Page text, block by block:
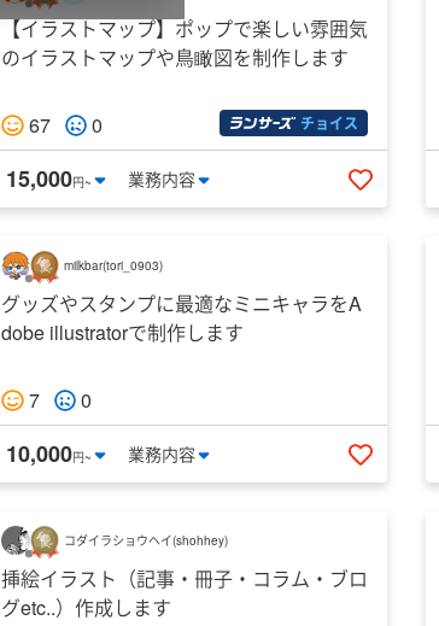
【イラストマップ】ポップで楽しい雰囲気
のイラストマップや鳥瞰図を制作します
67 0 チョイス
15,000円~ 業務内容 いいねする
milkbar(tori_0903)
グッズやスタンプに最適なミニキャラをA
dobe illustratorで制作します
7 0
10,000円~ 業務内容 いいねする
コダイラショウヘイ(shohhey)
挿絵イラスト（記事・冊子・コラム・ブロ
グetc..）作成します